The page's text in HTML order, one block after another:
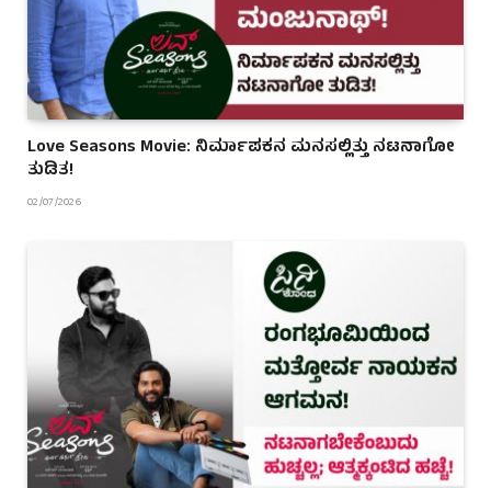
Love Seasons Movie: ನಿರ್ಮಾಪಕನ ಮನಸಲ್ಲಿತ್ತು ನಟನಾಗೋ
ತುಡಿತ!
02/07/2026